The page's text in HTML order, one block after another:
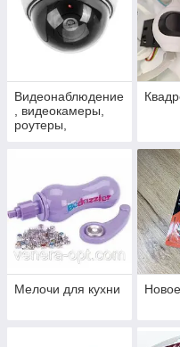
Видеонаблюдение
, видеокамеры,
роутеры,
Мелочи для кухни